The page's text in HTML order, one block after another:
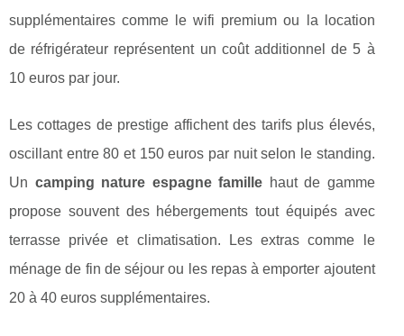
supplémentaires comme le wifi premium ou la location
de réfrigérateur représentent un coût additionnel de 5 à
10 euros par jour.
Les cottages de prestige affichent des tarifs plus élevés,
oscillant entre 80 et 150 euros par nuit selon le standing.
Un camping nature espagne famille haut de gamme
propose souvent des hébergements tout équipés avec
terrasse privée et climatisation. Les extras comme le
ménage de fin de séjour ou les repas à emporter ajoutent
20 à 40 euros supplémentaires.